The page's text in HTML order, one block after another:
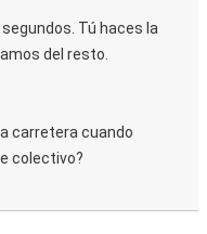
Tú haces la
del resto.
carretera cuando
colectivo?